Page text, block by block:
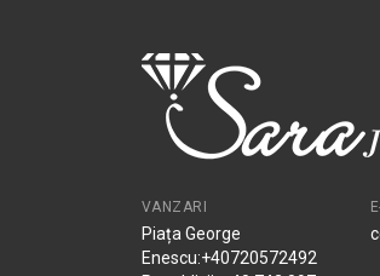
VANZARI
Piața George
Enescu:+40720572492